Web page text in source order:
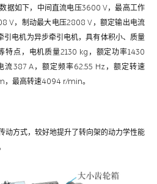
据如下，中间直流电压3600 V，最高工作
V，制动最大电压2808 V，额定输出电流
电机为异步牵引电机，具有体积小、质量
特点，电机质量2130 kg，额定功率1430
流387 A，额定频率62.55 Hz，额定转速
，最高转速4094 r/min。
动方式，较好地提升了转向架的动力学性能